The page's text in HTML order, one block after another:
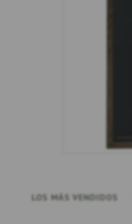
LOS MÁS VENDIDOS